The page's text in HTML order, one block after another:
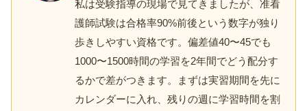
私は受験指導の現場で見てきましたが、准看
護師試験は合格率90%前後という数字が独り
歩きしやすい資格です。偏差値40〜45でも
1000〜1500時間の学習を2年間でどう配分す
るかで差がつきます。まずは実習期間を先に
カレンダーに入れ、残りの週に学習時間を割